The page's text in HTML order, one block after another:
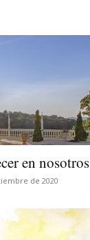
en nosotros
de 2020